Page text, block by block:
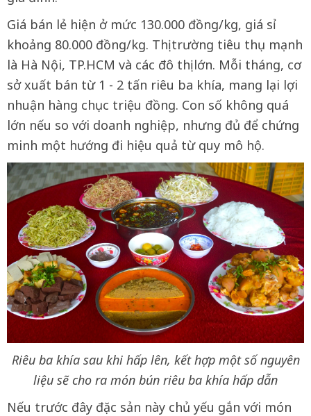
Giá bán lẻ hiện ở mức 130.000 đồng/kg, giá sỉ
khoảng 80.000 đồng/kg. Thị trường tiêu thụ mạnh
là Hà Nội, TP.HCM và các đô thị lớn. Mỗi tháng, cơ
sở xuất bán từ 1 - 2 tấn riêu ba khía, mang lại lợi
nhuận hàng chục triệu đồng. Con số không quá
lớn nếu so với doanh nghiệp, nhưng đủ để chứng
minh một hướng đi hiệu quả từ quy mô hộ.
Riêu ba khía sau khi hấp lên, kết hợp một số nguyên
liệu sẽ cho ra món bún riêu ba khía hấp dẫn
Nếu trước đây đặc sản này chủ yếu gắn với món